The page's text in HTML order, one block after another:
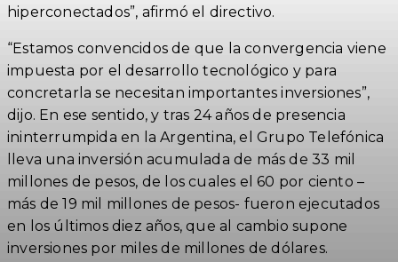
hiperconectados”, afirmó el directivo.
“Estamos convencidos de que la convergencia viene
impuesta por el desarrollo tecnológico y para
concretarla se necesitan importantes inversiones”,
dijo. En ese sentido, y tras 24 años de presencia
ininterrumpida en la Argentina, el Grupo Telefónica
lleva una inversión acumulada de más de 33 mil
millones de pesos, de los cuales el 60 por ciento –
más de 19 mil millones de pesos- fueron ejecutados
en los últimos diez años, que al cambio supone
inversiones por miles de millones de dólares.